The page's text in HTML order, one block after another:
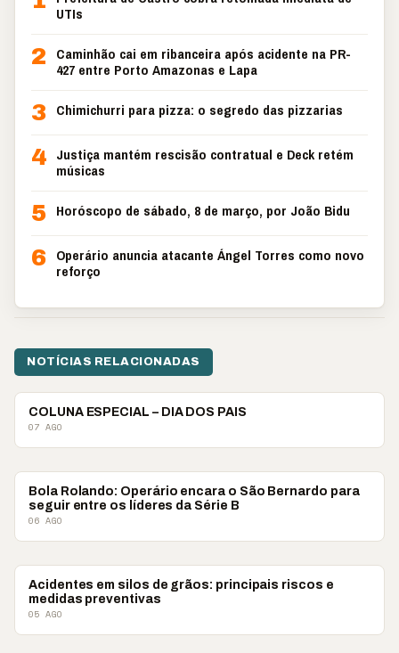
UTIs
2
Caminhão cai em ribanceira após acidente na PR-
427 entre Porto Amazonas e Lapa
3 Chimichurri para pizza: o segredo das pizzarias
4 Justiça mantém rescisão contratual e Deck retém
músicas
5 Horóscopo de sábado, 8 de março, por João Bidu
6 Operário anuncia atacante Ángel Torres como novo
reforço
NOTÍCIAS RELACIONADAS
COLUNISTAS
COLUNA ESPECIAL – DIA DOS PAIS
07 AGO
COLUNISTAS
Bola Rolando: Operário encara o São Bernardo para
seguir entre os líderes da Série B
06 AGO
COLUNISTAS
Acidentes em silos de grãos: principais riscos e
medidas preventivas
05 AGO